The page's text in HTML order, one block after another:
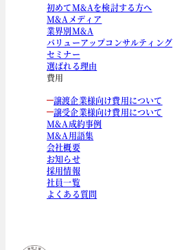
初めてM&Aを検討する方へ
M&Aメディア
業界別M&A
バリューアップコンサルティング
セミナー
選ばれる理由
費用
譲渡企業様向け費用について
譲受企業様向け費用について
M&A成約事例
M&A用語集
会社概要
お知らせ
採用情報
社員一覧
よくある質問